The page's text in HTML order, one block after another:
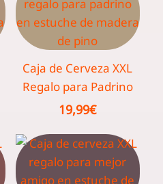
Caja de Cerveza XXL
Regalo para Padrino
19,99€